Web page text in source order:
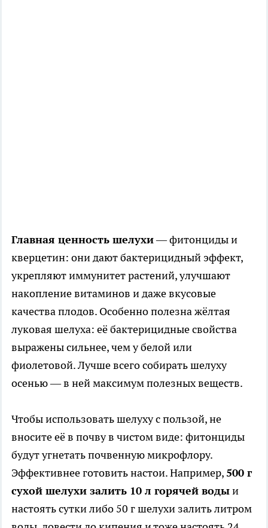
Главная ценность шелухи— фитонциды и
кверцетин: они дают бактерицидный эффект,
укрепляют иммунитет растений, улучшают
накопление витаминов и даже вкусовые
качества плодов. Особенно полезна жёлтая
луковая шелуха: её бактерицидные свойства
выражены сильнее, чем у белой или
фиолетовой. Лучше всего собирать шелуху
осенью — в ней максимум полезных веществ.
Чтобы использовать шелуху с пользой, не
вносите её в почву в чистом виде: фитонциды
будут угнетать почвенную микрофлору.
Эффективнее готовить настои. Например, 500 г
сухой шелухи залить 10 л горячей водыи
настоять сутки либо 50 г шелухи залить литром